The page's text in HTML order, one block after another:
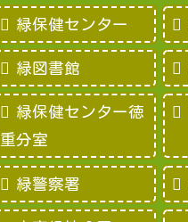
緑保健センター
緑図書館
緑保健センター徳
重分室
緑警察署